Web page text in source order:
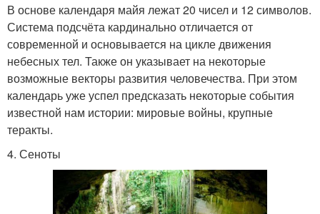
В основе календаря майя лежат 20 чисел и 12 символов.
Система подсчёта кардинально отличается от
современной и основывается на цикле движения
небесных тел. Также он указывает на некоторые
возможные векторы развития человечества. При этом
календарь уже успел предсказать некоторые события
известной нам истории: мировые войны, крупные
теракты.
4. Сеноты